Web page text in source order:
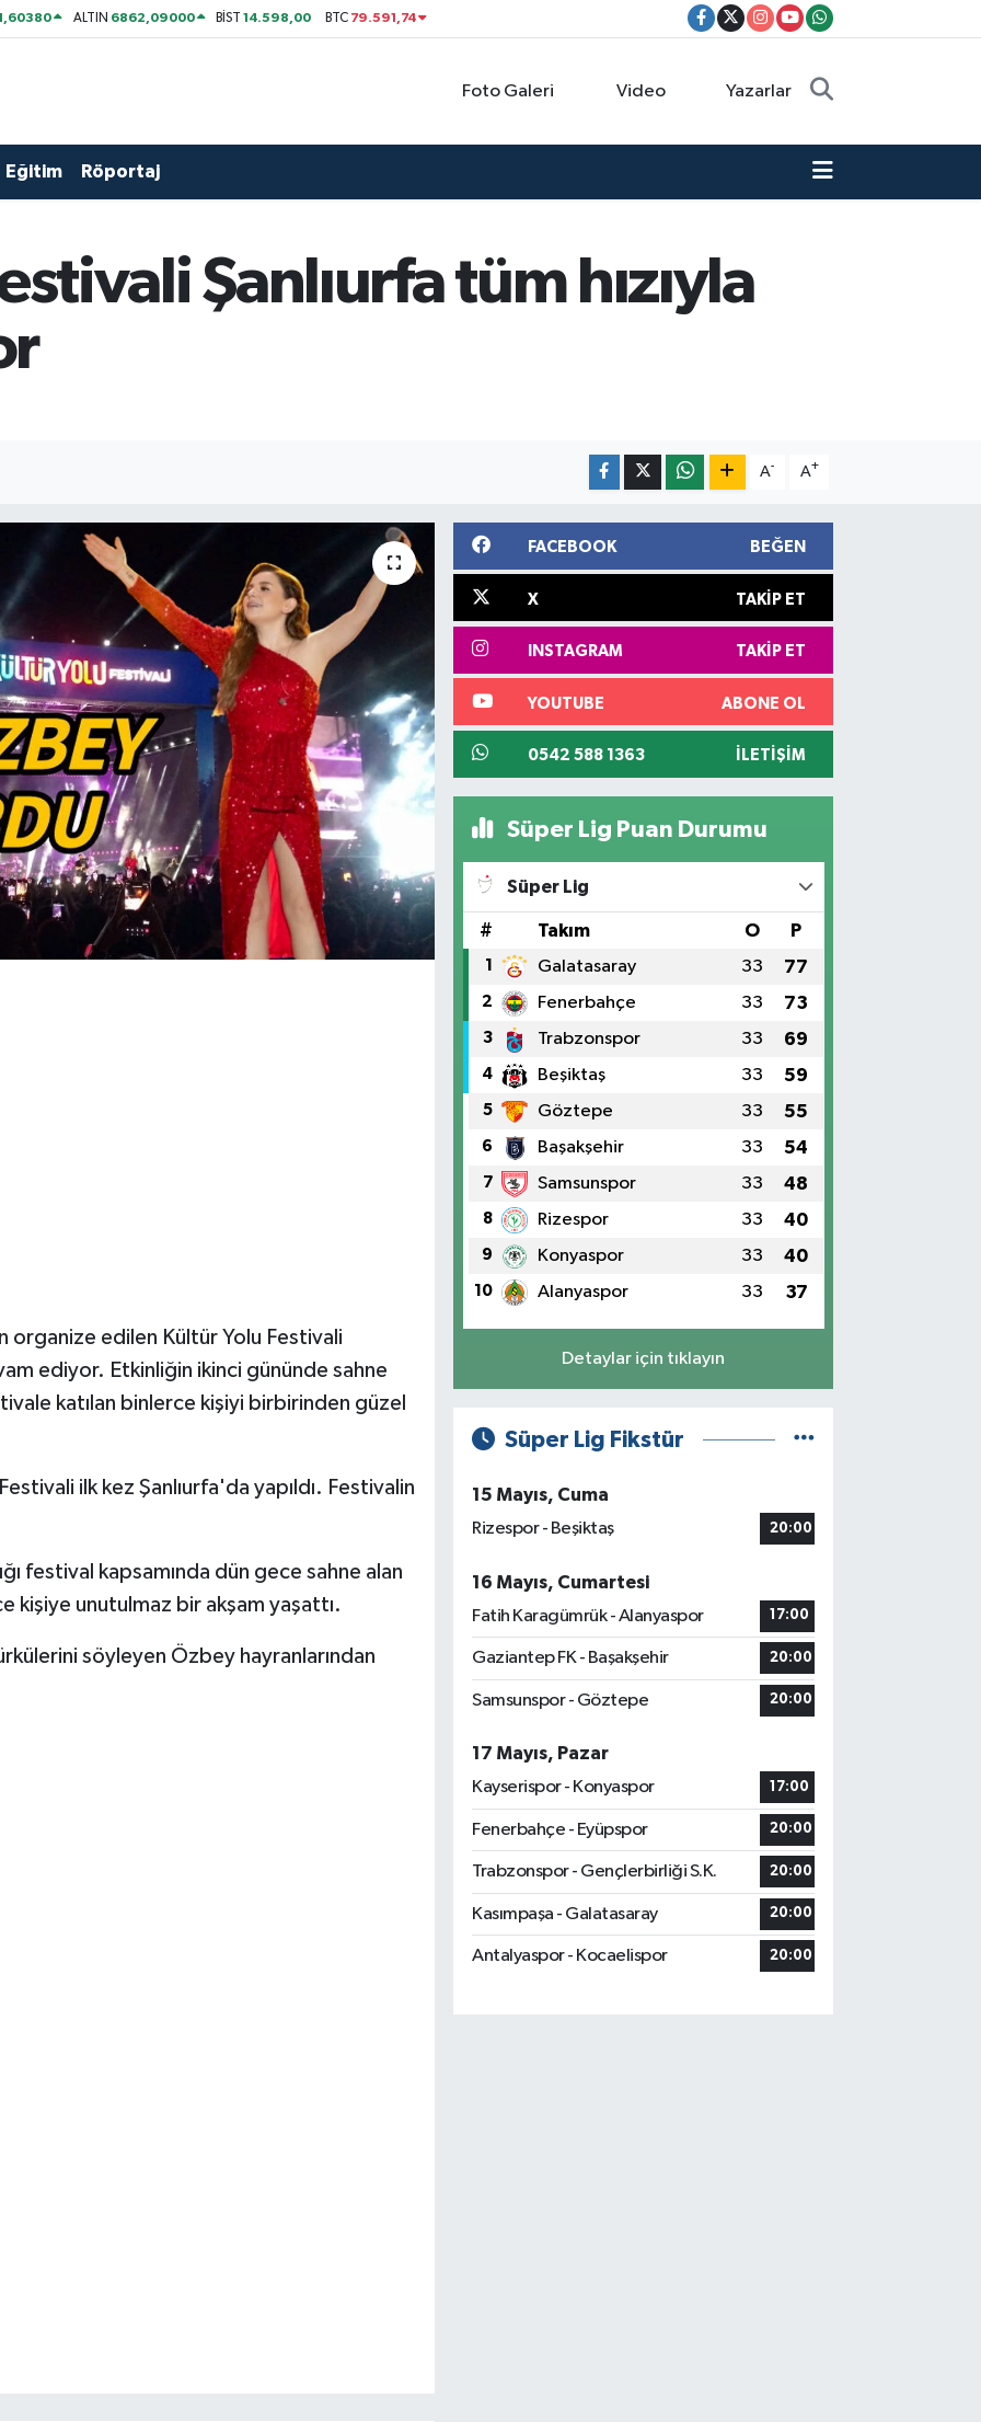
ALTIN 6862,09000 BİST14.598,00 BTC 79.591,74
Foto Galeri Video Yazarlar
Eğitim Röportaj
Şanlıurfa tüm hızıyla
A- A+
organize edilen Kültür Yolu Festivali
ediyor. Etkinliğin ikinci gününde sahne
katılan binlerce kişiyi birbirinden güzel
ilk kez Şanlıurfa'da yapıldı. Festivalin
festival kapsamında dün gece sahne alan
kişiye unutulmaz bir akşam yaşattı.
söyleyen Özbey hayranlarından
FACEBOOK BEĞEN
X TAKIP ET
INSTAGRAM TAKIP ET
YOUTUBE ABONE OL
0542 588 1363 İLETIŞIM
Süper Lig Puan Durumu
Süper Lig
# Takım O P
1 Galatasaray 33 77
2 Fenerbahçe 33 73
3 Trabzonspor 33 69
4 Beşiktaş 33 59
5 Göztepe 33 55
6 Başakşehir 33 54
7 Samsunspor 33 48
8 Rizespor 33 40
9 Konyaspor 33 40
10 Alanyaspor 33 37
Detaylar için tıklayın
Süper Lig Fikstür
15 Mayıs, Cuma
Rizespor - Beşiktaş
20:00
16 Mayıs, Cumartesi
Fatih Karagümrük - Alanyaspor
17:00
Gaziantep FK - Başakşehir 20:00
Samsunspor - Göztepe 20:00
17 Mayıs, Pazar
Kayserispor - Konyaspor
17:00
Fenerbahçe - Eyüpspor 20:00
Trabzonspor - Gençlerbirliği S.K. 20:00
Kasımpaşa - Galatasaray 20:00
Antalyaspor - Kocaelispor 20:00